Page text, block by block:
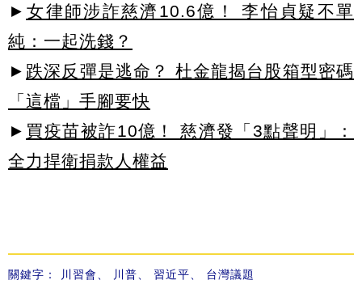
► 女律師涉詐慈濟10.6億！ 李怡貞疑不單
純：一起洗錢？
► 跌深反彈是逃命？ 杜金龍揭台股箱型密碼
「這檔」手腳要快
► 買疫苗被詐10億！ 慈濟發「3點聲明」：
全力捍衛捐款人權益
關鍵字： 川習會 川普 習近平 台灣議題